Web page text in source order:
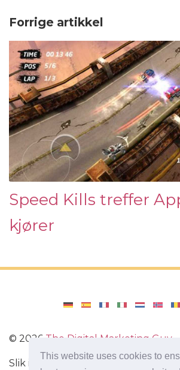
This website uses cookies to
Forrige artikkel
Speed ​​Kills treffer
kjører
© 2026 The Digital Marketing Guy
Slik installerer du Windows på